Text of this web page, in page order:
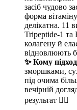
світла та
вночі, а
ретинолу.
Термін придатності
засіб чудово
форма
делікатна. 11
Tripeptide-1 та
колагену й
відновлюють
✨ Кому
зморшками,
під очима
вечірній
результат ❤️‍🔥